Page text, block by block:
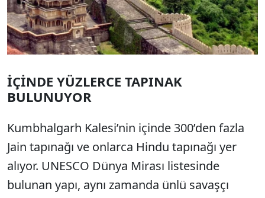
İÇİNDE YÜZLERCE TAPINAK
BULUNUYOR
Kumbhalgarh Kalesi’nin içinde 300’den fazla
Jain tapınağı ve onlarca Hindu tapınağı yer
alıyor. UNESCO Dünya Mirası listesinde
bulunan yapı, aynı zamanda ünlü savaşçı